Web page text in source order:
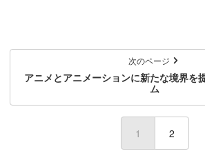
次のページ
アニメとアニメーションに新たな境界を
ム
1 (current)
2